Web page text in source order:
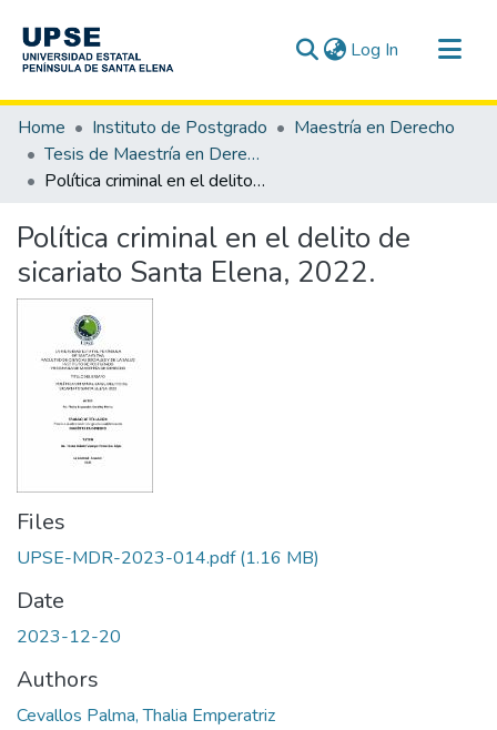
Log In (current)
Communities & Collections
All of DSpace
Statistics
Home Instituto de Postgrado
Maestría en Derecho
Tesis de Maestría en Derecho
Política criminal en el delito de sicariato Santa Elena, 2022.
Política criminal en el delito de
sicariato Santa Elena, 2022.
Files
UPSE-MDR-2023-014.pdf(1.16 MB)
Date
2023-12-20
Authors
Cevallos Palma, Thalia Emperatriz